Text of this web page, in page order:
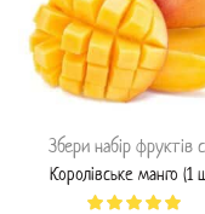
Збери набір фруктів
Королівське манго (1